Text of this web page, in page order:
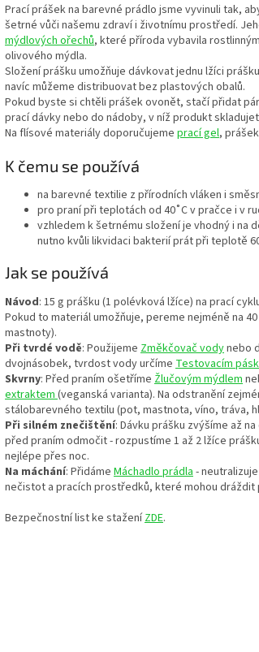
Prací prášek na barevné prádlo jsme vyvinuli tak,
šetrné vůči našemu zdraví i životnímu prostředí.
mýdlových ořechů, které příroda vybavila
olivového mýdla.
Složení prášku umožňuje dávkovat jednu lžíci
navíc můžeme distribuovat bez plastových obalů.
Pokud byste si chtěli prášek ovonět, stačí přidat
prací dávky nebo do nádoby, v níž produkt
Na flísové materiály doporučujeme prací gel,
K čemu se používá
na barevné textilie z přírodních vláken i
pro praní při teplotách od 40˚C v pračce i v
vzhledem k šetrnému složení je vhodný i na
nutno kvůli likvidaci bakterií prát při teplotě
Jak se používá
Návod: 15 g prášku (1 polévková lžíce) na prací
Pokud to materiál umožňuje, pereme nejméně na
mastnoty).
Při tvrdé vodě: Použijeme Změkčovač vodynebo
dvojnásobek, tvrdost vody určíme Testovacím
Skvrny: Před praním ošetříme Žlučovým mýdlem
extraktem (veganská varianta). Na odstranění
stálobarevného textilu (pot, mastnota, víno, tráva,
Při silném znečištění: Dávku prášku zvýšíme až
před praním odmočit - rozpustíme 1 až 2 lžíce
nejlépe přes noc.
Na máchání: Přidáme Máchadlo prádla -
nečistot a pracích prostředků, které mohou dráždit
Bezpečnostní list ke staženíZDE.